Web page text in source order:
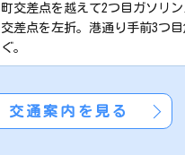
町交差点を越えて2つ目ガソリ
交差点を左折。港通り手前3つ
ぐ。
交通案内を見る